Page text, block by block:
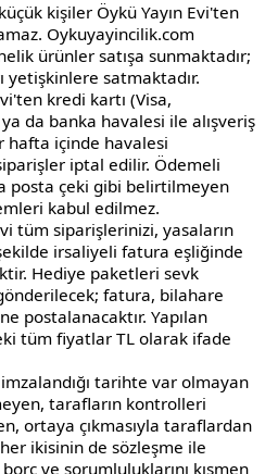
kişiler Öykü Yayın Evi'ten
Oykuyayincilik.com
ürünler satışa sunmaktadır;
yetişkinlere satmaktadır.
kredi kartı (Visa,
da banka havalesi ile alışveriş
hafta içinde havalesi
iptal edilir. Ödemeli
posta çeki gibi belirtilmeyen
kabul edilmez.
tüm siparişlerinizi, yasaların
irsaliyeli fatura eşliğinde
Hediye paketleri sevk
fatura, bilahare
postalanacaktır. Yapılan
tüm fiyatlar TL olarak ifade
tarihte var olmayan
tarafların kontrolleri
ortaya çıkmasıyla taraflardan
ikisinin de sözleşme ile
ve sorumluluklarını kısmen